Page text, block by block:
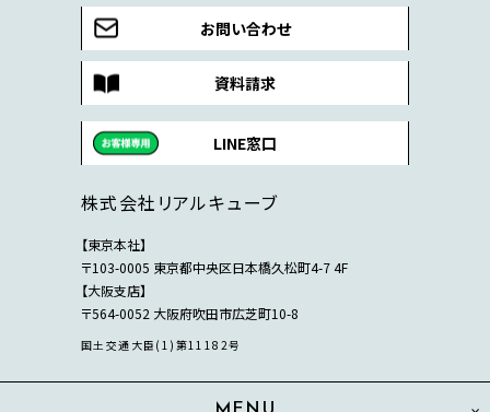
お問い合わせ
資料請求
LINE窓口
株式会社リアルキューブ
【東京本社】
〒103-0005 東京都中央区日本橋久松町4-7 4F
【大阪支店】
〒564-0052 大阪府吹田市広芝町10-8
国土交通大臣(1)第11182号